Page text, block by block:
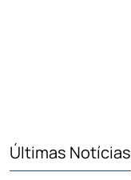
Últimas Notícias